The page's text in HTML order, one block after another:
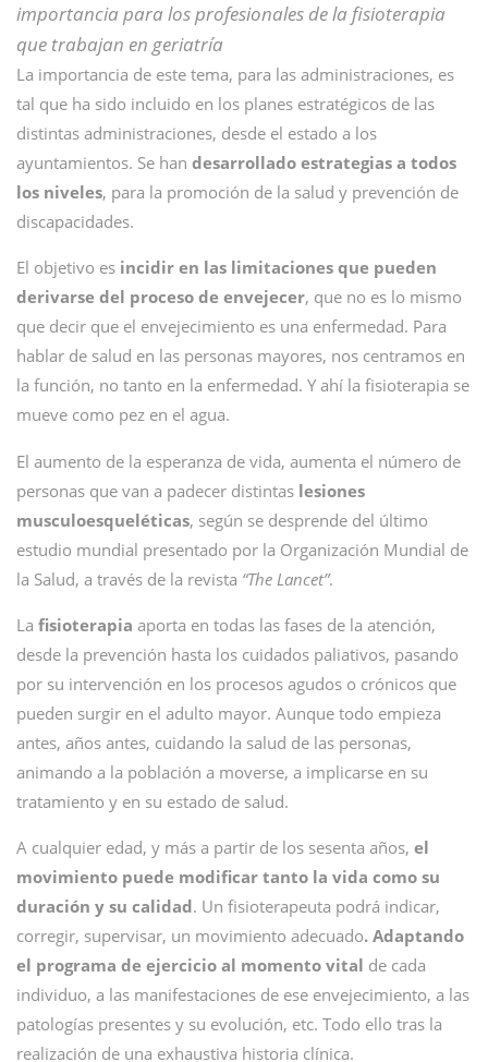
importancia para los profesionales de la fisioterapia
que trabajan en geriatría
La importancia de este tema, para las administraciones, es
tal que ha sido incluido en los planes estratégicos de las
distintas administraciones, desde el estado a los
ayuntamientos. Se han desarrollado estrategias a todos
los niveles, para la promoción de la salud y prevención de
discapacidades.
El objetivo es incidir en las limitaciones que pueden
derivarse del proceso de envejecer, que no es lo mismo
que decir que el envejecimiento es una enfermedad. Para
hablar de salud en las personas mayores, nos centramos en
la función, no tanto en la enfermedad. Y ahí la fisioterapia se
mueve como pez en el agua.
El aumento de la esperanza de vida, aumenta el número de
personas que van a padecer distintas lesiones
musculoesqueléticas, según se desprende del último
estudio mundial presentado por la Organización Mundial de
la Salud, a través de la revista “The Lancet”.
La fisioterapia aporta en todas las fases de la atención,
desde la prevención hasta los cuidados paliativos, pasando
por su intervención en los procesos agudos o crónicos que
pueden surgir en el adulto mayor. Aunque todo empieza
antes, años antes, cuidando la salud de las personas,
animando a la población a moverse, a implicarse en su
tratamiento y en su estado de salud.
A cualquier edad, y más a partir de los sesenta años, el
movimiento puede modificar tanto la vida como su
duración y su calidad. Un fisioterapeuta podrá indicar,
corregir, supervisar, un movimiento adecuado. Adaptando
el programa de ejercicio al momento vital de cada
individuo, a las manifestaciones de ese envejecimiento, a las
patologías presentes y su evolución, etc. Todo ello tras la
realización de una exhaustiva historia clínica.